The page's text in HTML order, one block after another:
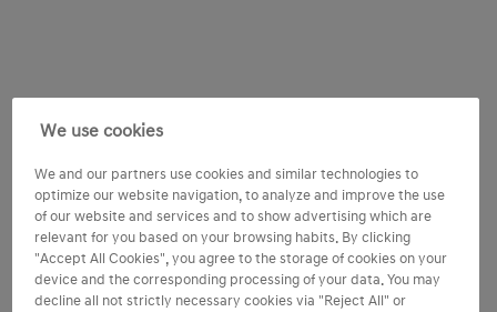
We use cookies
We and our partners use cookies and similar technologies to
optimize our website navigation, to analyze and improve the use
of our website and services and to show advertising which are
relevant for you based on your browsing habits. By clicking
"Accept All Cookies", you agree to the storage of cookies on your
device and the corresponding processing of your data. You may
decline all not strictly necessary cookies via "Reject All" or